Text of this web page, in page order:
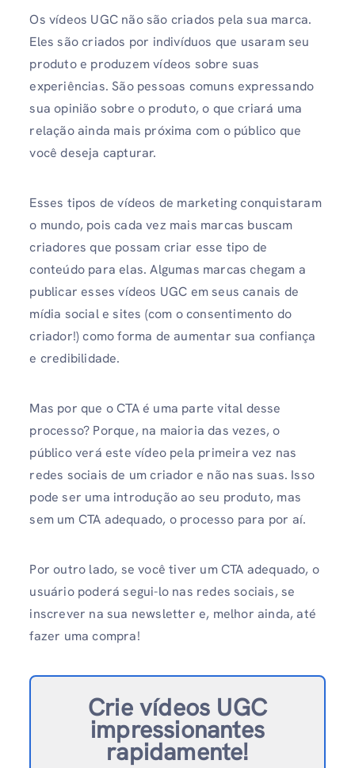
Os vídeos UGC não são criados pela sua marca.
Eles são criados por indivíduos que usaram seu
produto e produzem vídeos sobre suas
experiências. São pessoas comuns expressando
sua opinião sobre o produto, o que criará uma
relação ainda mais próxima com o público que
você deseja capturar.
Esses tipos de vídeos de marketing conquistaram
o mundo, pois cada vez mais marcas buscam
criadores que possam criar esse tipo de
conteúdo para elas. Algumas marcas chegam a
publicar esses vídeos UGC em seus canais de
mídia social e sites (com o consentimento do
criador!) como forma de aumentar sua confiança
e credibilidade.
Mas por que o CTA é uma parte vital desse
processo? Porque, na maioria das vezes, o
público verá este vídeo pela primeira vez nas
redes sociais de um criador e não nas suas. Isso
pode ser uma introdução ao seu produto, mas
sem um CTA adequado, o processo para por aí.
Por outro lado, se você tiver um CTA adequado, o
usuário poderá segui-lo nas redes sociais, se
inscrever na sua newsletter e, melhor ainda, até
fazer uma compra!
Crie vídeos UGC
impressionantes
rapidamente!